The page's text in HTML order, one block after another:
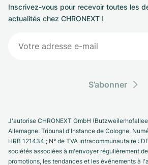
Inscrivez-vous pour recevoir toutes les
actualités chez CHRONEXT !
S’abonner
J'autorise CHRONEXT GmbH
Allemagne. Tribunal d'Instance de Cologne,
HRB 121434 ; N° de TVA intracommunautaire :
sociétés associées à m'envoyer régulièrement
promotions, les tendances et les événements à